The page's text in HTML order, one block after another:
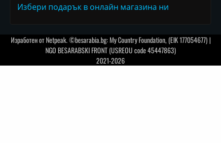
Избери подарък в онлайн магазина ни
Изработен отNetpeak. ©besarabia.bg: My Country Foundation, (EIK 177054677) |
NGO BESARABSKI FRONT (USREOU code 45447863)
2021-2026